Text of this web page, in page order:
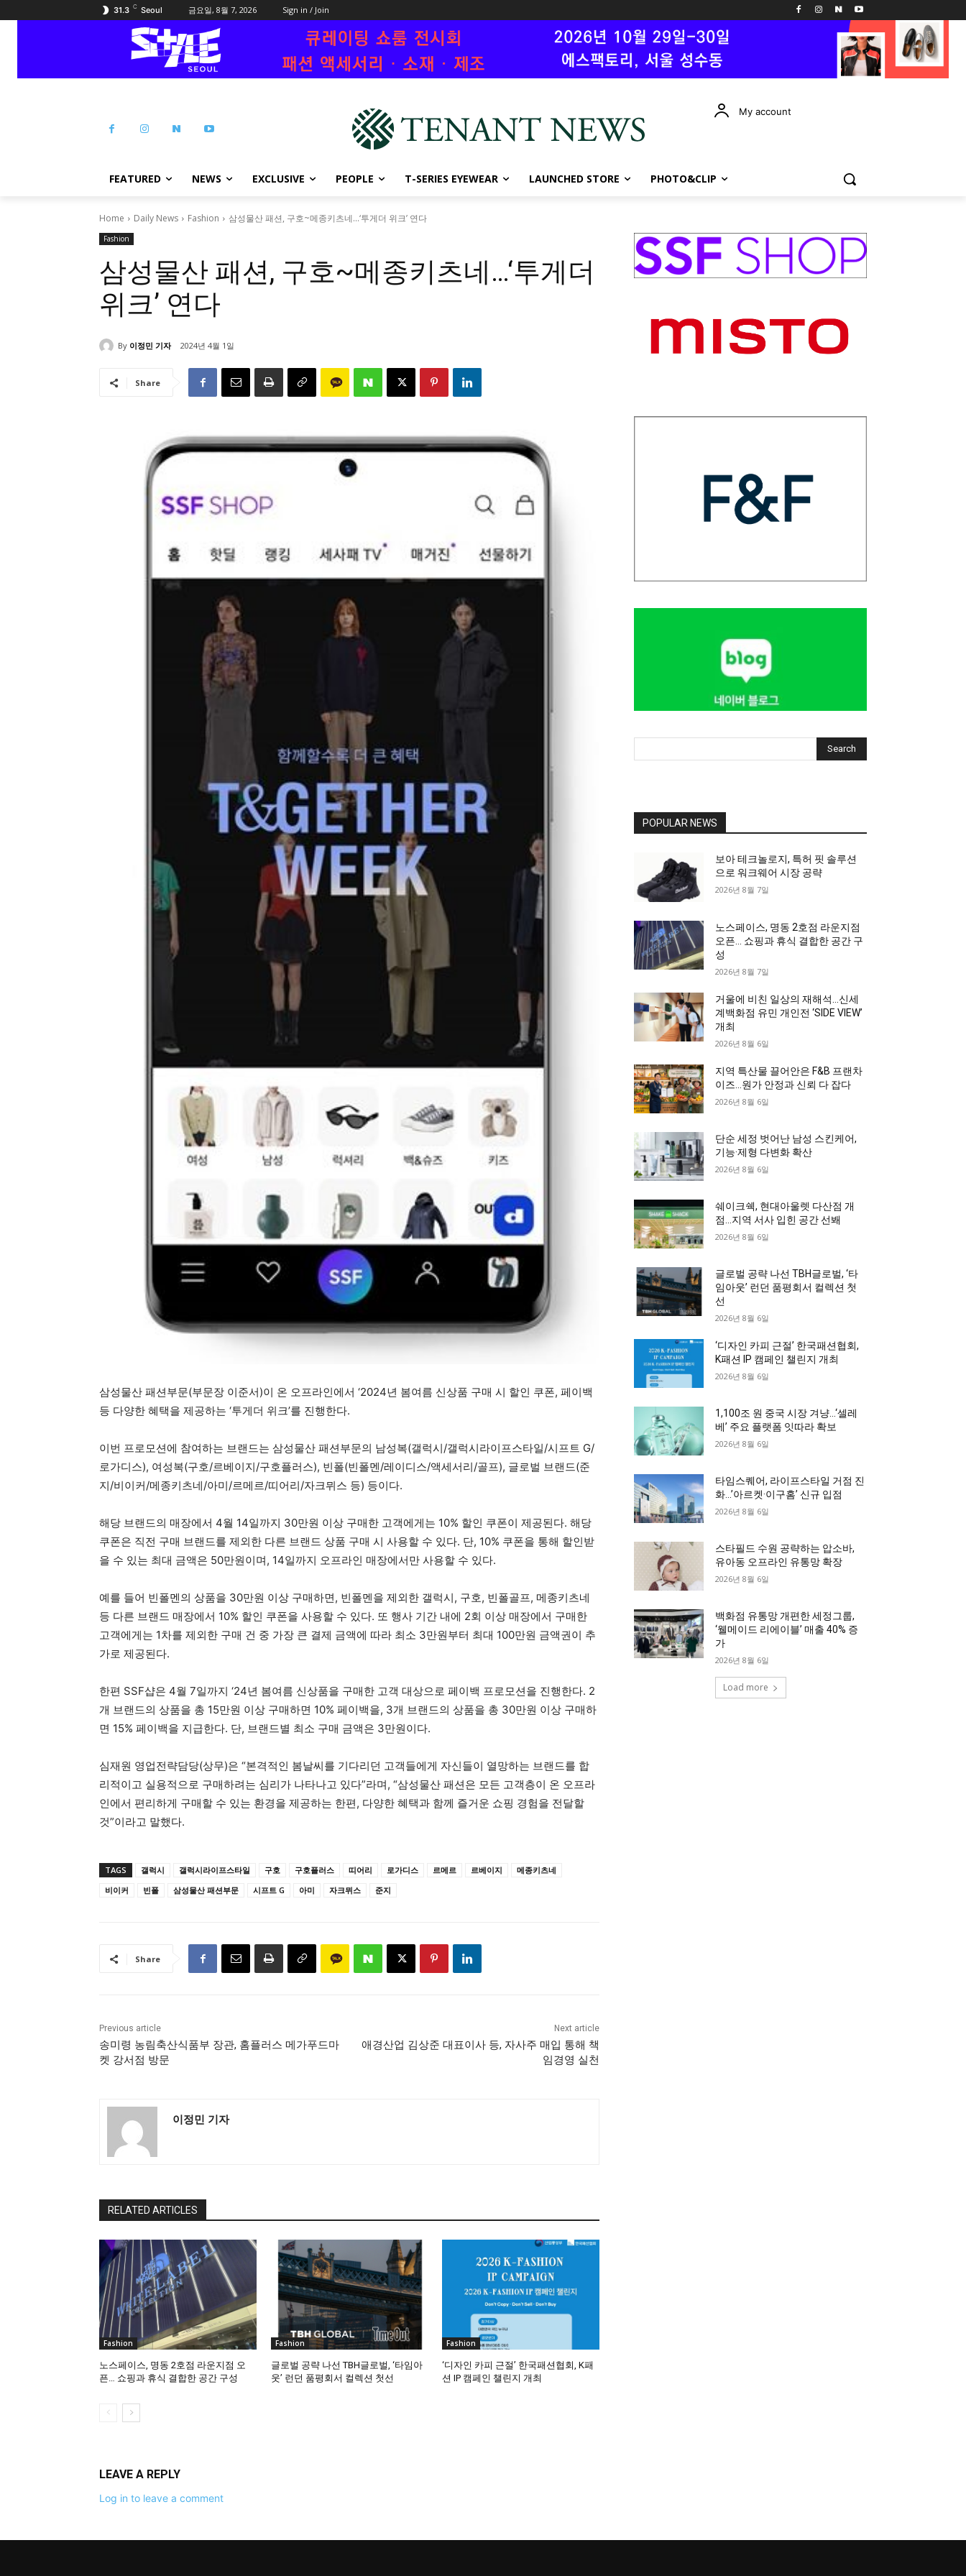
31.3 C Seoul 금요일, 8월 7, 2026 Sign in / Join
My account
FEATURED NEWS EXCLUSIVE PEOPLE T-SERIES EYEWEAR LAUNCHED STORE PHOTO&CLIP
Home Daily News Fashion 삼성물산 패션, 구호~메종키츠네...‘투게더 위크’ 연다
Fashion
삼성물산 패션, 구호~메종키츠네…‘투게더
위크’ 연다
By 이정민 기자 2024년 4월 1일
Share
삼성물산 패션부문(부문장 이준서)이 온 오프라인에서 ‘2024년 봄여름 신상품 구매 시 할인 쿠폰, 페이백
등 다양한 혜택을 제공하는 ‘투게더 위크’를 진행한다.
이번 프로모션에 참여하는 브랜드는 삼성물산 패션부문의 남성복(갤럭시/갤럭시라이프스타일/시프트 G/
로가디스), 여성복(구호/르베이지/구호플러스), 빈폴(빈폴멘/레이디스/액세서리/골프), 글로벌 브랜드(준
지/비이커/메종키츠네/아미/르메르/띠어리/자크뮈스 등) 등이다.
해당 브랜드의 매장에서 4월 14일까지 30만원 이상 구매한 고객에게는 10% 할인 쿠폰이 제공된다. 해당
쿠폰은 직전 구매 브랜드를 제외한 다른 브랜드 상품 구매 시 사용할 수 있다. 단, 10% 쿠폰을 통해 할인받
을 수 있는 최대 금액은 50만원이며, 14일까지 오프라인 매장에서만 사용할 수 있다.
예를 들어 빈폴멘의 상품을 30만원 이상 구매하면, 빈폴멘을 제외한 갤럭시, 구호, 빈폴골프, 메종키츠네
등 다른 브랜드 매장에서 10% 할인 쿠폰을 사용할 수 있다. 또 행사 기간 내에 2회 이상 매장에서 구매한
고객에게는 1차를 제외한 구매 건 중 가장 큰 결제 금액에 따라 최소 3만원부터 최대 100만원 금액권이 추
가로 제공된다.
한편 SSF샵은 4월 7일까지 ‘24년 봄여름 신상품을 구매한 고객 대상으로 페이백 프로모션을 진행한다. 2
개 브랜드의 상품을 총 15만원 이상 구매하면 10% 페이백을, 3개 브랜드의 상품을 총 30만원 이상 구매하
면 15% 페이백을 지급한다. 단, 브랜드별 최소 구매 금액은 3만원이다.
심재원 영업전략담당(상무)은 “본격적인 봄날씨를 기다리던 고객들에게 자신들이 열망하는 브랜드를 합
리적이고 실용적으로 구매하려는 심리가 나타나고 있다”라며, “삼성물산 패션은 모든 고객층이 온 오프라
인에서 편리하게 구매할 수 있는 환경을 제공하는 한편, 다양한 혜택과 함께 즐거운 쇼핑 경험을 전달할
것”이라고 말했다.
TAGS 갤럭시 갤럭시라이프스타일 구호 구호플러스 띠어리 로가디스 르메르 르베이지
메종키츠네
비이커
빈폴 삼성물산 패션부문 시프트 G 아미 자크뮈스 준지
Share
Previous article
송미령 농림축산식품부 장관, 홈플러스 메가푸드마
켓 강서점 방문
Next article
애경산업 김상준 대표이사 등, 자사주 매입 통해 책
임경영 실천
이정민 기자
RELATED ARTICLES
Fashion
노스페이스, 명동 2호점 라운지점 오
픈… 쇼핑과 휴식 결합한 공간 구성
Fashion
글로벌 공략 나선 TBH글로벌, ‘타임아
웃’ 런던 품평회서 컬렉션 첫선
Fashion
‘디자인 카피 근절’ 한국패션협회, K패
션 IP 캠페인 챌린지 개최
LEAVE A REPLY
Log in to leave a comment
Search
POPULAR NEWS
보아 테크놀로지, 특허 핏 솔루션
으로 워크웨어 시장 공략
2026년 8월 7일
노스페이스, 명동 2호점 라운지점
오픈… 쇼핑과 휴식 결합한 공간 구
성
2026년 8월 7일
거울에 비친 일상의 재해석…신세
계백화점 유민 개인전 ‘SIDE VIEW’
개최
2026년 8월 6일
지역 특산물 끌어안은 F&B 프랜차
이즈…원가 안정과 신뢰 다 잡다
2026년 8월 6일
단순 세정 벗어난 남성 스킨케어,
기능·제형 다변화 확산
2026년 8월 6일
쉐이크쉑, 현대아울렛 다산점 개
점…지역 서사 입힌 공간 선봬
2026년 8월 6일
글로벌 공략 나선 TBH글로벌, ‘타
임아웃’ 런던 품평회서 컬렉션 첫
선
2026년 8월 6일
‘디자인 카피 근절’ 한국패션협회,
K패션 IP 캠페인 챌린지 개최
2026년 8월 6일
1,100조 원 중국 시장 겨냥…‘셀레
베’ 주요 플랫폼 잇따라 확보
2026년 8월 6일
타임스퀘어, 라이프스타일 거점 진
화…’아르켓·이구홈’ 신규 입점
2026년 8월 6일
스타필드 수원 공략하는 압소바,
유아동 오프라인 유통망 확장
2026년 8월 6일
백화점 유통망 개편한 세정그룹,
‘웰메이드 리에이블’ 매출 40% 증
가
2026년 8월 6일
Load more